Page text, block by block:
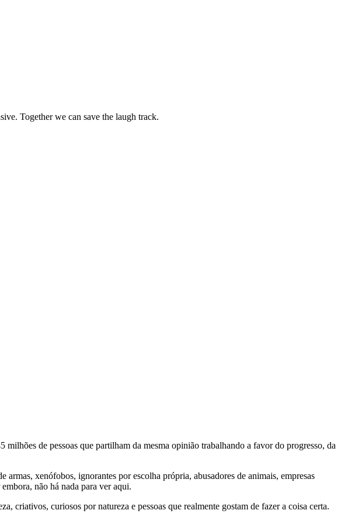
Together we can save the laugh track.
de pessoas que partilham da mesma opinião trabalhando a favor do progresso, da
xenófobos, ignorantes por escolha própria, abusadores de animais, empresas
não há nada para ver aqui.
criativos, curiosos por natureza e pessoas que realmente gostam de fazer a coisa certa.